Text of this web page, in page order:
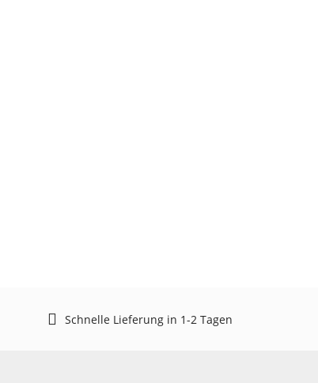
Schnelle Lieferung in 1-2 Tagen